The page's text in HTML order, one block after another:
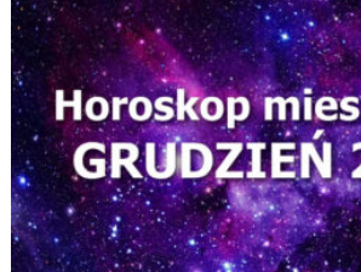
MIESIĘCZNY